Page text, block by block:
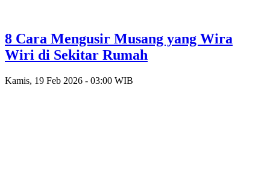
8 Cara Mengusir Musang yang Wira
Wiri di Sekitar Rumah
Kamis, 19 Feb 2026 - 03:00 WIB